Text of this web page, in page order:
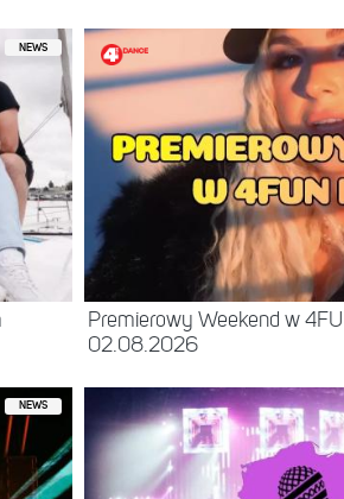
NEWS
Premierowy Weekend w
02.08.2026
NEWS